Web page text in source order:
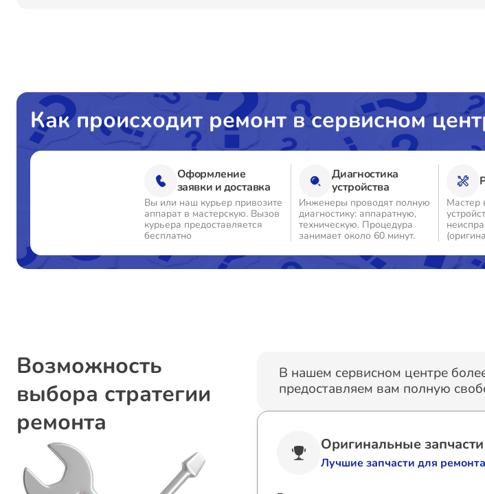
Замена звуковой карты
Замена микрофона
Замена оперативной памяти
Замена системы охлаждения
Замена контроллера питания
Замена северного моста
Восстановление данных
Как происходит ремонт в сервисном
Оформление
заявки и доставка
Вы или наш курьер привозите
аппарат в мастерскую. Вызов
курьера предоставляется
бесплатно
Диагностика
устройства
Инженеры проводят полную
диагностику: аппаратную,
техническую. Процедура
занимает около 60 минут.
Мастер
Возможность
выбора стратегии
ремонта
В нашем сервисном центре
предоставляем вам полную
Оригинальные запчасти
Лучшие запчасти для ремонта